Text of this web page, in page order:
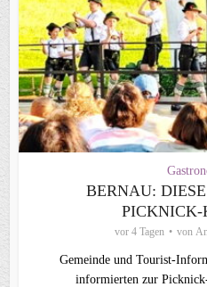
BERNAU:
PICKNICK-
vor 4 Tagen von
Gemeinde und Tourist-
informierten zur